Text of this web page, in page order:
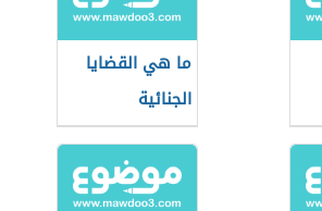
ما هي القضايا
الجنائية